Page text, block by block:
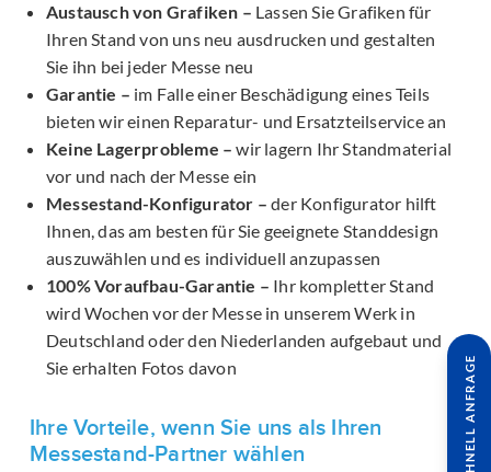
Austausch von Grafiken – Lassen Sie Grafiken für
Ihren Stand von uns neu ausdrucken und gestalten
Sie ihn bei jeder Messe neu
Garantie – im Falle einer Beschädigung eines Teils
bieten wir einen Reparatur- und Ersatzteilservice an
Keine Lagerprobleme – wir lagern Ihr Standmaterial
vor und nach der Messe ein
Messestand-Konfigurator – der Konfigurator hilft
Ihnen, das am besten für Sie geeignete Standdesign
auszuwählen und es individuell anzupassen
100% Voraufbau-Garantie – Ihr kompletter Stand
wird Wochen vor der Messe in unserem Werk in
Deutschland oder den Niederlanden aufgebaut und
Sie erhalten Fotos davon
Ihre Vorteile, wenn Sie uns als Ihren
Messestand-Partner wählen
SCHNELL ANFRAGE